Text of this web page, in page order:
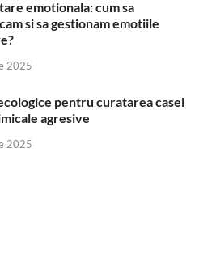
emotionala: cum sa
si sa gestionam emotiile
2025
pentru curatarea casei
agresive
2025